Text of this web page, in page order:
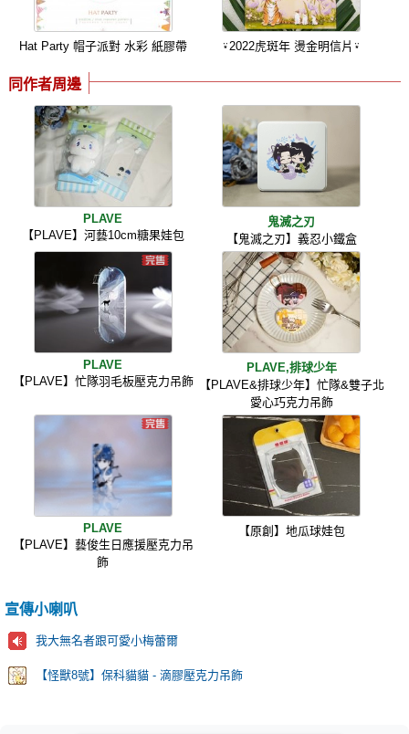
Hat Party 帽子派對 水彩 紙膠帶 ⍣2022虎斑年 燙金明信片⍣
同作者周邊
PLAVE
【PLAVE】河藝10cm糖果娃包
鬼滅之刃
【鬼滅之刃】義忍小鐵盒
PLAVE
【PLAVE】忙隊羽毛板壓克力吊飾
PLAVE,排球少年
【PLAVE&排球少年】忙隊&雙子北
愛心巧克力吊飾
PLAVE
【PLAVE】藝俊生日應援壓克力吊
飾
【原創】地瓜球娃包
宣傳小喇叭
我大無名者跟可愛小梅蕾爾
【怪獸8號】保科貓貓 - 滴膠壓克力吊飾